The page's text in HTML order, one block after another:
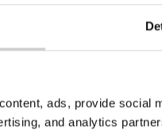
ads, provide social
and analytics
in